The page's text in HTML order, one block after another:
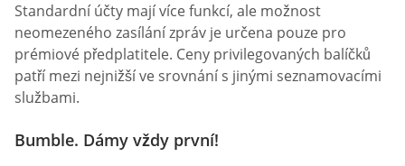
Standardní účty mají více funkcí, ale možnost
neomezeného zasílání zpráv je určena pouze pro
prémiové předplatitele. Ceny privilegovaných balíčků
patří mezi nejnižší ve srovnání s jinými seznamovacími
službami.
Bumble. Dámy vždy první!